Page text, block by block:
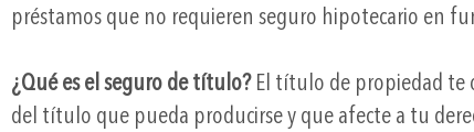
préstamos que no requieren seguro hipotecario en
¿Qué es el seguro de título?El título de propiedad te
del título que pueda producirse y que afecte a tu